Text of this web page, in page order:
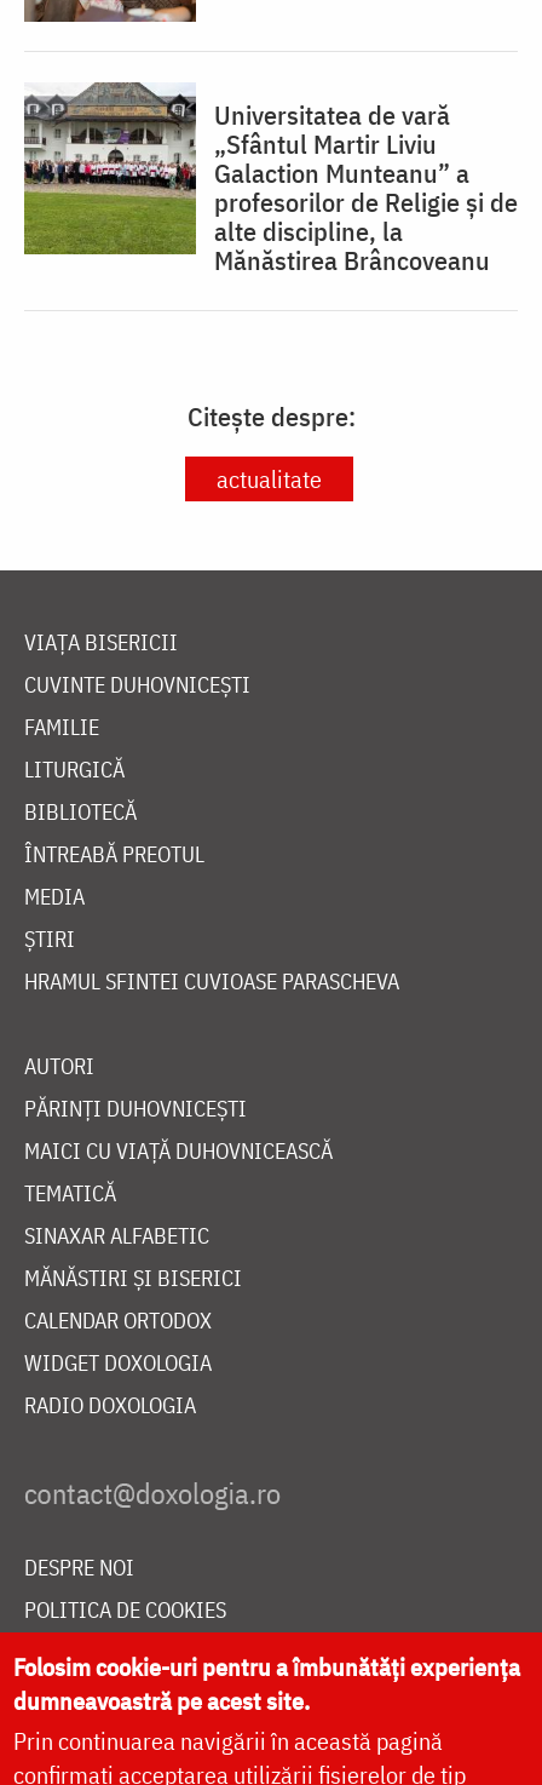
Universitatea de vară
„Sfântul Martir Liviu
Galaction Munteanu” a
profesorilor de Religie și de
alte discipline, la
Mănăstirea Brâncoveanu
Citește despre:
actualitate
VIAȚA BISERICII
CUVINTE DUHOVNICEȘTI
FAMILIE
LITURGICĂ
BIBLIOTECĂ
ÎNTREABĂ PREOTUL
MEDIA
ȘTIRI
HRAMUL SFINTEI CUVIOASE PARASCHEVA
AUTORI
PĂRINȚI DUHOVNICEȘTI
MAICI CU VIAȚĂ DUHOVNICEASCĂ
TEMATICĂ
SINAXAR ALFABETIC
MĂNĂSTIRI ȘI BISERICI
CALENDAR ORTODOX
WIDGET DOXOLOGIA
RADIO DOXOLOGIA
DESPRE NOI
POLITICA DE COOKIES
DONEAZĂ ONLINE PENTRU CATEDRALA NAȚIONALĂ
LIVE
Folosim cookie-uri pentru a îmbunătăți experiența
dumneavoastră pe acest site.
Prin continuarea navigării în această pagină
confirmați acceptarea utilizării fișierelor de tip